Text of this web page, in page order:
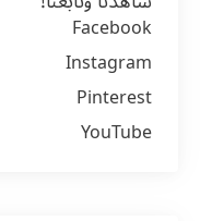
Facebook
Instagram
Pinterest
YouTube